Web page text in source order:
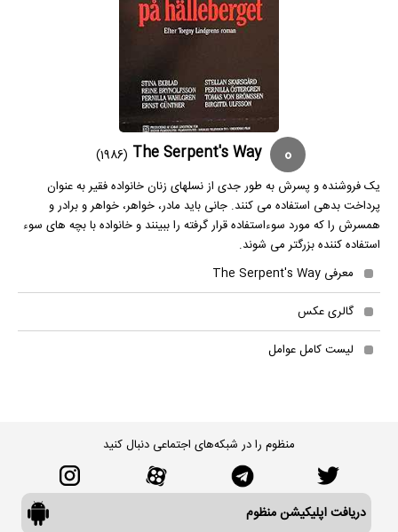
0
The Serpent's Way
(1986)
یک فروشنده و پسرش به طور جدی از نسلهای زنان خانواده فقیر به عنوان
پرداخت بدهی استفاده می کنند. جانی باید مادر، خواهر، خواهر و برادر و
همسرش را که مورد سوءاستفاده قرار گرفته را ببینند و خانواده با بچه های سوء
استفاده کننده بزرگتر می شوند.
معرفی The Serpent's Way
گالری عکس
لیست کامل عوامل
منظوم را در شبکه‌های اجتماعی دنبال کنید
دریافت اپلیکیشن منظوم